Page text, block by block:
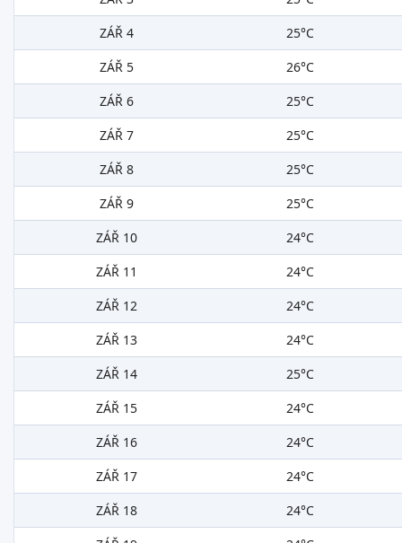
ZÁŘ 4
25°C
ZÁŘ 5
26°C
ZÁŘ 6
25°C
ZÁŘ 7
25°C
ZÁŘ 8
25°C
ZÁŘ 9
25°C
ZÁŘ 10
24°C
ZÁŘ 11
24°C
ZÁŘ 12
24°C
ZÁŘ 13
24°C
ZÁŘ 14
25°C
ZÁŘ 15
24°C
ZÁŘ 16
24°C
ZÁŘ 17
24°C
ZÁŘ 18
24°C